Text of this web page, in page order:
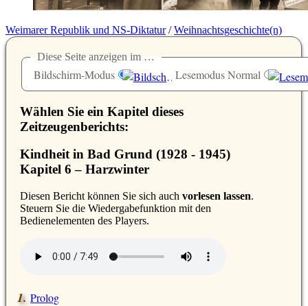
Weimarer Republik und NS-Diktatur/Weihnachtsgeschichte(n)
Diese Seite anzeigen im …
Bildschirm-Modus Lesemodus Normal
Wählen Sie ein Kapitel dieses
Zeitzeugenberichts:
Kindheit in Bad Grund (1928 - 1945)
Kapitel 6 – Harzwinter
Diesen Bericht können Sie sich auch vorlesen lassen.
Steuern Sie die Wiedergabefunktion mit den
Bedienelementen des Players.
Prolog